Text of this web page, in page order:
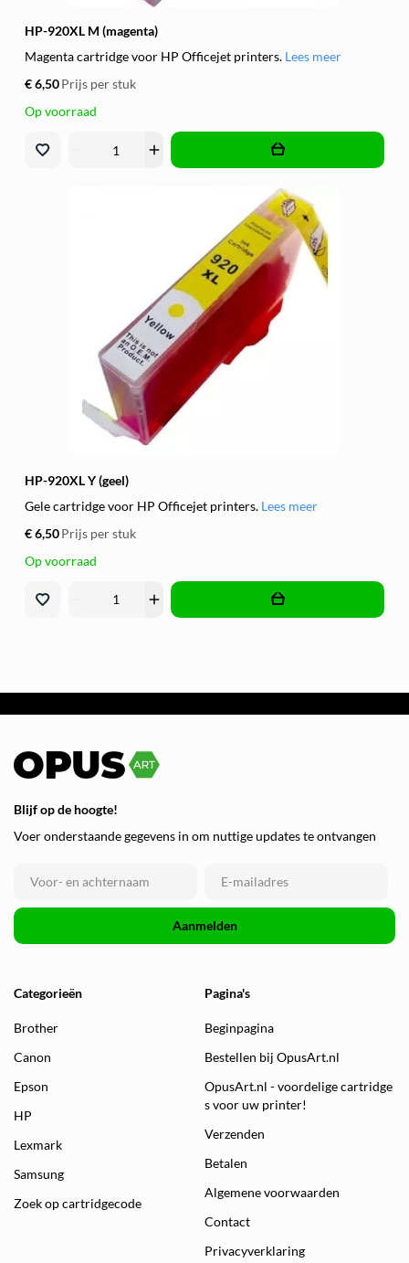
HP-920XL M (magenta)
Magenta cartridge voor HP Officejet printers. Lees meer
€ 6,50Prijs per stuk
Op voorraad
add
HP-920XL Y (geel)
Gele cartridge voor HP Officejet printers. Lees meer
€ 6,50Prijs per stuk
Op voorraad
add
Blijf op de hoogte!
Voer onderstaande gegevens in om nuttige updates te ontvangen
Aanmelden
Categorieën
Brother
Canon
Epson
HP
Lexmark
Samsung
Zoek op cartridgecode
Pagina's
Beginpagina
Bestellen bij OpusArt.nl
OpusArt.nl - voordelige cartridge
s voor uw printer!
Verzenden
Betalen
Algemene voorwaarden
Contact
Privacyverklaring